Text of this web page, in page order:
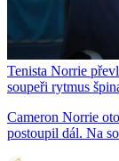
Tenista Norrie
soupeři rytmus
Cameron Norrie
postoupil dál. Na